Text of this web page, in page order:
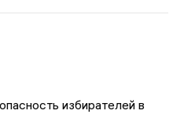
избирателей в